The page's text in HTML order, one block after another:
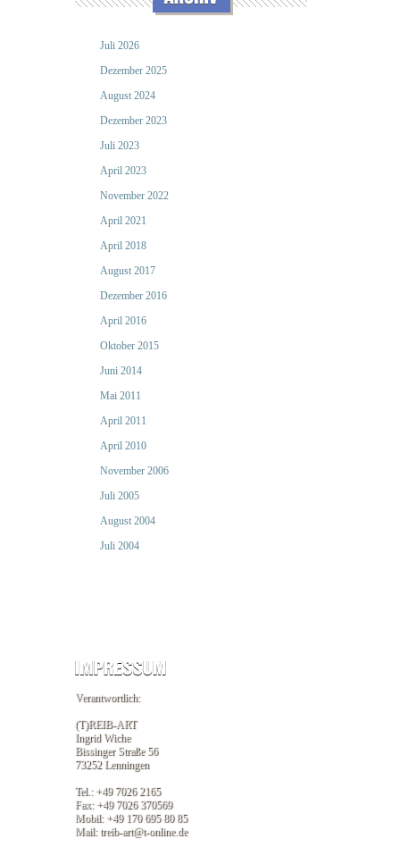
Juli 2026
Dezember 2025
August 2024
Dezember 2023
Juli 2023
April 2023
November 2022
April 2021
April 2018
August 2017
Dezember 2016
April 2016
Oktober 2015
Juni 2014
Mai 2011
April 2011
April 2010
November 2006
Juli 2005
August 2004
Juli 2004
Verantwortlich:
(T)REIB-ART
Ingrid Wiche
Bissinger Straße 56
73252 Lenningen
Tel.: +49 7026 2165
Fax: +49 7026 370569
Mobil: +49 170 695 80 85
Mail: treib-art@t-online.de